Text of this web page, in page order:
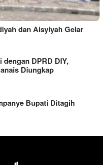
dan Aisyiyah Gelar
DPRD DIY,
Diungkap
Bupati Ditagih